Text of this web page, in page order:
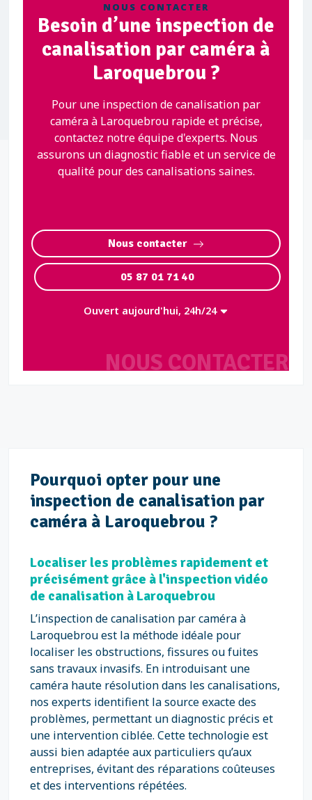
NOUS CONTACTER
NOUS CONTACTER
Besoin d’une inspection de
canalisation par caméra à
Laroquebrou ?
Pour une inspection de canalisation par
caméra à Laroquebrou rapide et précise,
contactez notre équipe d'experts. Nous
assurons un diagnostic fiable et un service de
qualité pour des canalisations saines.
Nous contacter
05 87 01 71 40
Ouvert aujourd'hui, 24h/24
Pourquoi opter pour une
inspection de canalisation par
caméra à Laroquebrou ?
Localiser les problèmes rapidement et
précisément grâce à l'inspection vidéo
de canalisation à Laroquebrou
L’inspection de canalisation par caméra à
Laroquebrou est la méthode idéale pour
localiser les obstructions, fissures ou fuites
sans travaux invasifs. En introduisant une
caméra haute résolution dans les canalisations,
nos experts identifient la source exacte des
problèmes, permettant un diagnostic précis et
une intervention ciblée. Cette technologie est
aussi bien adaptée aux particuliers qu’aux
entreprises, évitant des réparations coûteuses
et des interventions répétées.